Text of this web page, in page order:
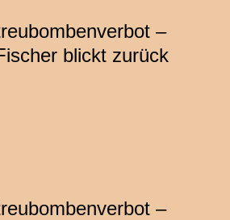
–
blickt zurück
–